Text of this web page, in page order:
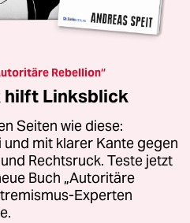
Rebellion“
hilft Linksblick
Seiten wie diese:
mit klarer Kante gegen
Rechtsruck. Teste jetzt
Buch „Autoritäre
Experten